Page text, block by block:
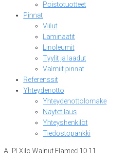
Poistotuotteet
Pinnat
Viilut
Laminaatit
Linoleumit
Tyylit ja laadut
Valmiit pinnat
Referenssit
Yhteydenotto
Yhteydenottolomake
Näytetilaus
Yhteyshenkilöt
Tiedostopankki
ALPI Xilo Walnut Flamed 10.11